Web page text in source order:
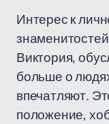
Интерес к
Виктория,
больше о
впечатляют.
положение,